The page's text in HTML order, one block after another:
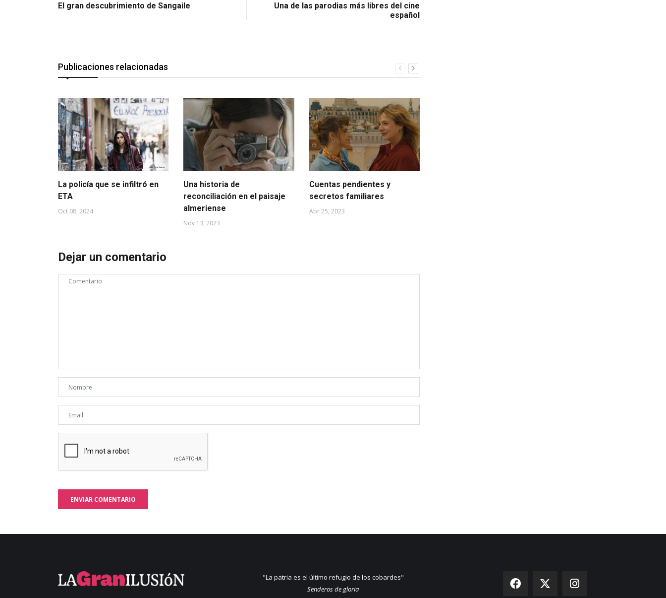
El gran descubrimiento de Sangaile
Una de las parodias más libres del cine
español
Publicaciones relacionadas
La policía que se infiltró en
ETA
Oct 08, 2024
Una historia de
reconciliación en el paisaje
almeriense
Nov 13, 2023
Cuentas pendientes y
secretos familiares
Abr 25, 2023
Dejar un comentario
ENVIAR COMENTARIO
"La patria es el último refugio de los cobardes"
Senderos de gloria